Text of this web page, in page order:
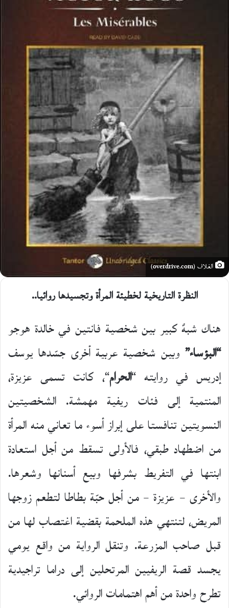
الغلاف (overdrive.com)
النظرة التاريخية لخطيئة المرأة وتجسيدها روائيا..
هناك شبهٌ كبير بين شخصية فانتين في خالدة هوجو
“البؤساء” وبين شخصية عربية أخرى جسّدها يوسف
إدريس في روايته “الحرام“، كانت تسمى عزيزة،
المنتمية إلى فئات ريفية مهمشة. الشخصيتين
النسويتين تنافستا على إبراز أسوء ما تعاني منه المرأة
من اضطهاد طبقي، فالأولى تسقط من أجل استعادة
ابنتها في التفريط بشرفها وبيع أسنانها وشعرها.
والأخرى – عزيزة – من أجل حبّة بطاطا لتطعم زوجها
المريض، لتنتهي هذه الملحمة بقضية اغتصاب لها من
قبل صاحب المزرعة. وتنقل الرواية من واقع يومي
يجسد قصة الريفيين المرتحلين إلى دراما تراجيدية
تطرح واحدة من أهم اهتمامات الروائي.